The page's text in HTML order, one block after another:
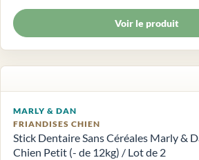
Voir le produit
MARLY & DAN
FRIANDISES CHIEN
Stick Dentaire Sans Céréales Marly &
Chien Petit (- de 12kg) / Lot de 2